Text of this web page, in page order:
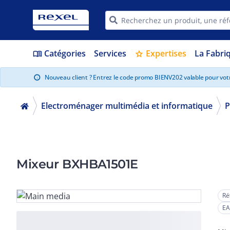
menu_book Catégories Services star Expertises La
info Nouveau client ? Entrez le code promo BIENV202 valable pour
Electroménager multimédia et informatique
Mixeur BXHBA1501E